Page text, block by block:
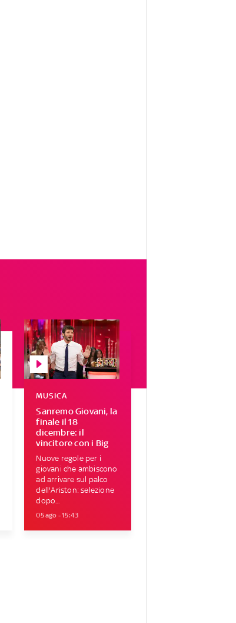
Sanremo Giovani, la
finale il 18
dicembre: il
vincitore con i Big
MUSICA
Nuove regole per i
giovani che ambiscono
ad arrivare sul palco
dell'Ariston: selezione
dopo...
05 ago - 15:43